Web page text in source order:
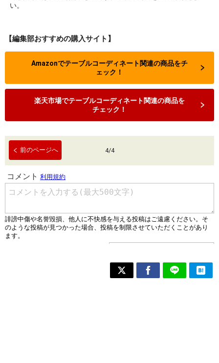
い。
【編集部おすすめの購入サイト】
Amazonでテーブルコーディネート関連の商品をチ
ェック！
楽天市場でテーブルコーディネート関連の商品を
チェック！
前のページへ 4/4